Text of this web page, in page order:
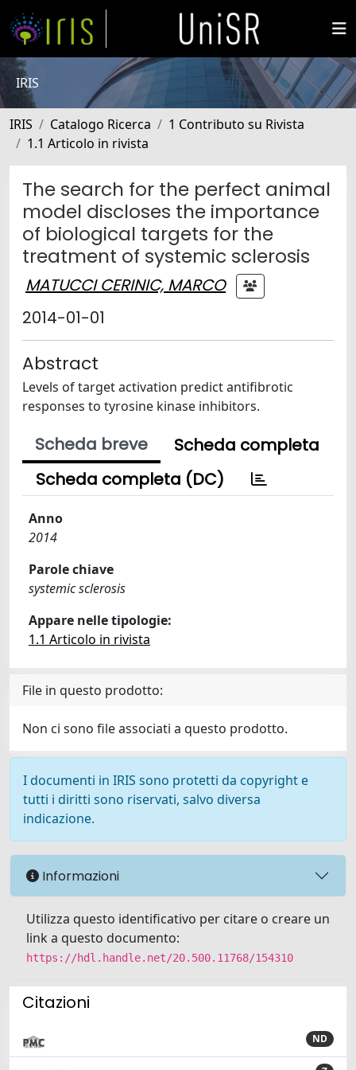
IRIS
IRIS Catalogo Ricerca
1 Contributo su Rivista
1.1 Articolo in rivista
The search for the perfect animal
model discloses the importance
of biological targets for the
treatment of systemic sclerosis
MATUCCI CERINIC, MARCO
2014-01-01
Abstract
Levels of target activation predict antifibrotic
responses to tyrosine kinase inhibitors.
Scheda breve
Scheda completa
Scheda completa (DC)
Anno
2014
Parole chiave
systemic sclerosis
Appare nelle tipologie:
1.1 Articolo in rivista
File in questo prodotto:
Non ci sono file associati a questo prodotto.
I documenti in IRIS sono protetti da copyright e
tutti i diritti sono riservati, salvo diversa
indicazione.
Informazioni
Utilizza questo identificativo per citare o creare un
link a questo documento:
https://hdl.handle.net/20.500.11768/154310
Citazioni
ND